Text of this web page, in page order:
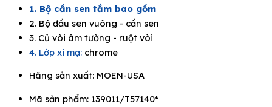
1. Bộ cần sen tắm bao gồm
2. Bộ đầu sen vuông - cần sen
3. Củ vòi âm tường - ruột vòi
4. Lớp xi mạ: chrome
Hãng sản xuất: MOEN-USA
Mã sản phẩm: 139011/T57140*